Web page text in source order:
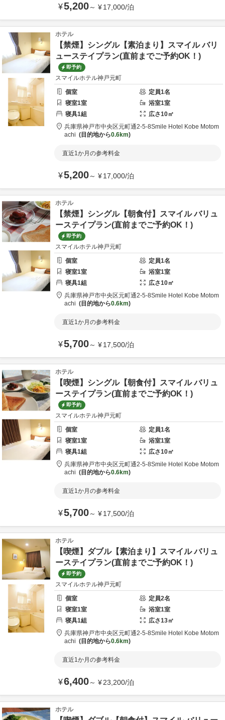
¥5,200～ ¥17,000/泊
ホテル
【禁煙】シングル【素泊まり】スマイル バリ
ューステイプラン(直前までご予約OK！)
即予約
スマイルホテル神戸元町
個室
定員1名
寝室1室 浴室1室
寝具1組 広さ10㎡
兵庫県神戸市中央区元町通2-5-8Smile Hotel Kobe Motom
achi
目的地から0.6km
直近1か月の参考料金
¥5,200～ ¥17,000/泊
ホテル
【禁煙】シングル【朝食付】スマイル バリュ
ーステイプラン(直前までご予約OK！)
即予約
スマイルホテル神戸元町
個室
定員1名
寝室1室 浴室1室
寝具1組 広さ10㎡
兵庫県神戸市中央区元町通2-5-8Smile Hotel Kobe Motom
achi
目的地から0.6km
直近1か月の参考料金
¥5,700～ ¥17,500/泊
ホテル
【喫煙】シングル【朝食付】スマイル バリュ
ーステイプラン(直前までご予約OK！)
即予約
スマイルホテル神戸元町
個室
定員1名
寝室1室 浴室1室
寝具1組 広さ10㎡
兵庫県神戸市中央区元町通2-5-8Smile Hotel Kobe Motom
achi
目的地から0.6km
直近1か月の参考料金
¥5,700～ ¥17,500/泊
ホテル
【喫煙】ダブル【素泊まり】スマイル バリュ
ーステイプラン(直前までご予約OK！)
即予約
スマイルホテル神戸元町
個室
定員2名
寝室1室 浴室1室
寝具1組 広さ13㎡
兵庫県神戸市中央区元町通2-5-8Smile Hotel Kobe Motom
achi
目的地から0.6km
直近1か月の参考料金
¥6,400～ ¥23,200/泊
ホテル